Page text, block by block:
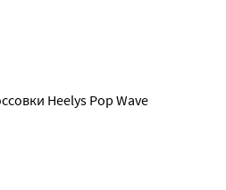
Heelys Pop Wave